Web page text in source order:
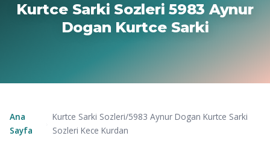
Kurtce Sarki Sozleri 5983 Aynur
Dogan Kurtce Sarki
Ana
Sayfa
Kurtce Sarki Sozleri/5983 Aynur Dogan Kurtce Sarki
Sozleri Kece Kurdan